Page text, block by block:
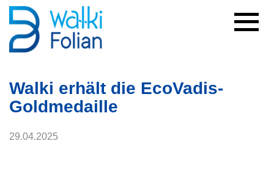
Walki erhält die EcoVadis-
Goldmedaille
29.04.2025